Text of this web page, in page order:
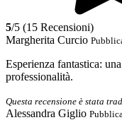
5/5 (15 Recensioni)
Margherita Curcio
Esperienza fantastica:
professionalità.
Questa recensione è stata
Alessandra Giglio